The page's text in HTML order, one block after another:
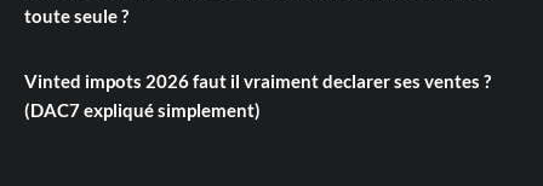
toute seule ?
Vinted impots 2026 faut il vraiment declarer ses ventes ?
(DAC7 expliqué simplement)